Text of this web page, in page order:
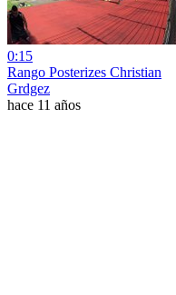
0:15
Rango Posterizes Christian
Grdgez
hace 11 años